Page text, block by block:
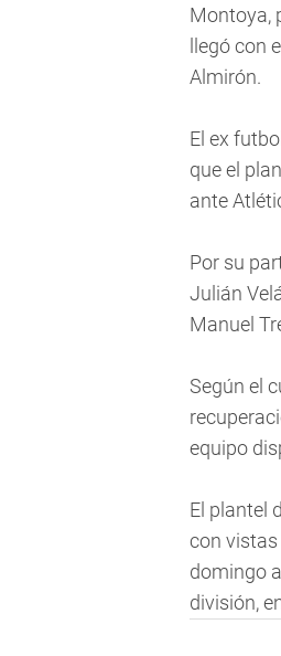
Montoya,
llegó con
Almirón.
El ex
que el
ante
Por su
Julián
Manuel
Según el
equipo
El plantel
con
domingo
división,